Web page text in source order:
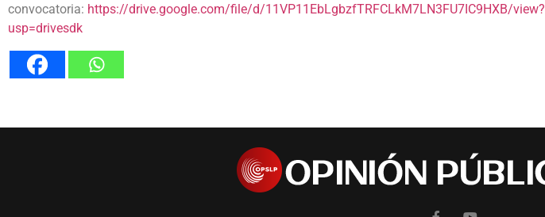
convocatoria: https://drive.google.com/file/d/11VP11EbLgbzfTRFCLkM7LN3FU7IC9HXB/view?
usp=drivesdk